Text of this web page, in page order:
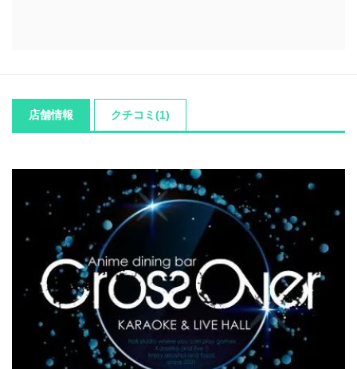
店舗情報 クチコミ(1)